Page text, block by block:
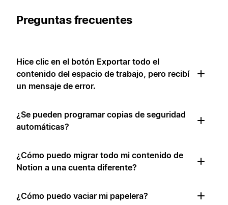
Preguntas frecuentes
Hice clic en el botón Exportar todo el
contenido del espacio de trabajo, pero recibí
un mensaje de error.
¿Se pueden programar copias de seguridad
automáticas?
¿Cómo puedo migrar todo mi contenido de
Notion a una cuenta diferente?
¿Cómo puedo vaciar mi papelera?